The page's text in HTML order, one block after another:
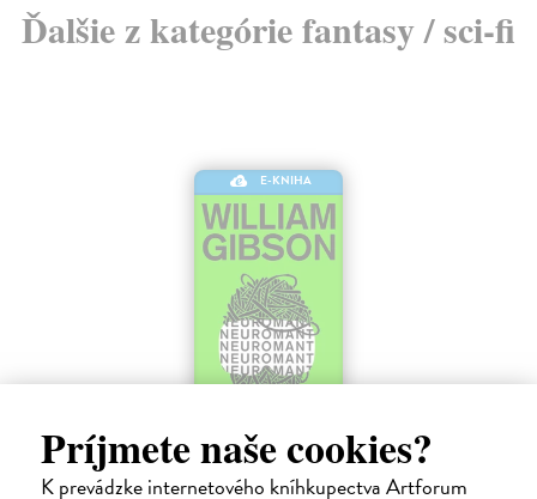
Príjmete naše cookies?
K prevádzke internetového kníhkupectva Artforum
Ďalšie z kategórie fantasy / sci-fi
E-KNIHA
Neuromant
Gibson William| Elektronická kniha